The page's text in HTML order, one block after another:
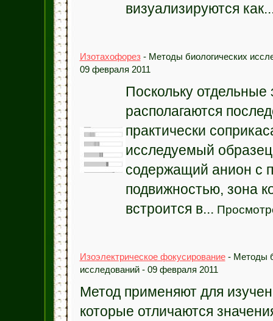
визуализируются
Изотахофорез- Методы биологических
09 февраля 2011
Поскольку отдельные
располагаются
практически
исследуемый
содержащий анион с
подвижностью, зона
встроится в...
Изоэлектрическое фокусирование- Методы
исследований - 09 февраля 2011
Метод применяют для
которые отличаются